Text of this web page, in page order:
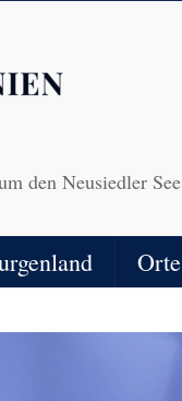
den Neusiedler See
Orte